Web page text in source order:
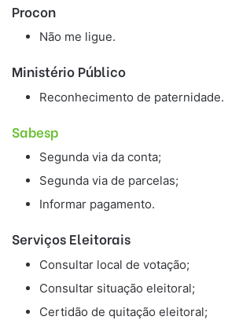
Procon
Não me ligue.
Ministério Público
Reconhecimento de paternidade.
Sabesp
Segunda via da conta;
Segunda via de parcelas;
Informar pagamento.
Serviços Eleitorais
Consultar local de votação;
Consultar situação eleitoral;
Certidão de quitação eleitoral;